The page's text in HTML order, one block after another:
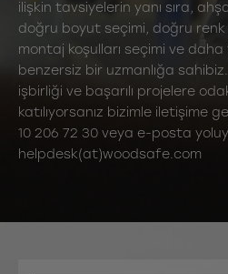
ilişkin tavsiyelerin yanı sıra,
doğru boyut seçimi, doğru
montaj koşulları seçimi ve
benzersiz bir uzmanlığa
işbirliği ve başarılı projelere
katılıyorsanız bizimle iletişime
10 206 72 30 veya e-posta
helpdesk(at)woodsafe.com